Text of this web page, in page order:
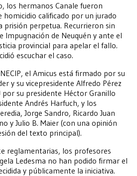
los hermanos Canale fueron
homicidio calificado por un jurado
prisión perpetua. Recurrieron sin
Impugnación de Neuquén y ante el
provincial para apelar el fallo.
escuchar el caso.
el Amicus está firmado por su
y su vicepresidente Alfredo Pérez
por su presidente Héctor Granillo
Andrés Harfuch, y los
Jorge Sandro, Ricardo Juan
y Julio B. Maier (con una opinión
del texto principal).
reglamentarias, los profesores
Ledesma no han podido firmar el
y públicamente la iniciativa.